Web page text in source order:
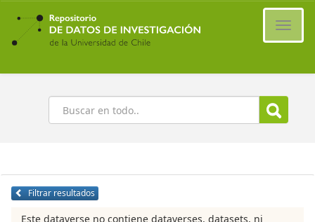
Ir
contenido
principal
Buscar
Filtrar resultados
Este dataverse no contiene dataverses, datasets, ni